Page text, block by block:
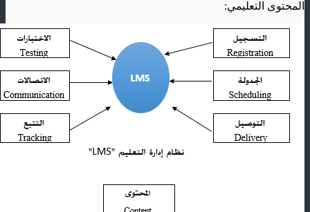
المحتوى التعليمي: